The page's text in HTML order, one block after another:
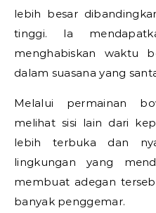
lebih besar
tinggi. Ia
menghabiskan waktu
dalam suasana yang
Melalui permainan
melihat sisi lain dari
lebih terbuka dan
lingkungan yang
membuat adegan
banyak penggemar.